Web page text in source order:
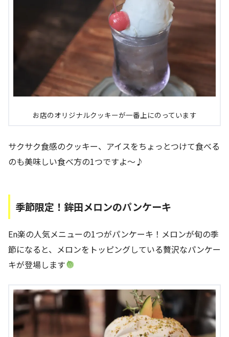
お店のオリジナルクッキーが一番上にのっています
サクサク食感のクッキー、アイスをちょっとつけて食べる
のも美味しい食べ方の1つですよ～♪
季節限定！鉾田メロンのパンケーキ
En楽の人気メニューの1つがパンケーキ！メロンが旬の季
節になると、メロンをトッピングしている贅沢なパンケー
キが登場します